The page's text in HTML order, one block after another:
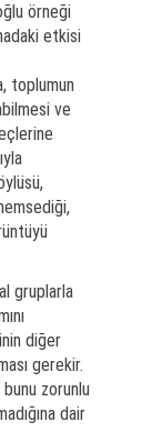
örneği
etkisi
toplumun
ve
gruplarla
diğer
gerekir.
zorunlu
dair